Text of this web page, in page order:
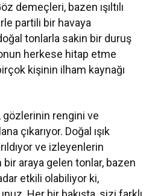
demeçleri, bazen ışıltılı
partili bir havaya
tonlarla sakin bir duruş
herkese hitap etme
kişinin ilham kaynağı
, gözlerinin rengini ve
çıkarıyor. Doğal ışık
ve izleyenlerin
araya gelen tonlar, bazen
etkili olabiliyor ki,